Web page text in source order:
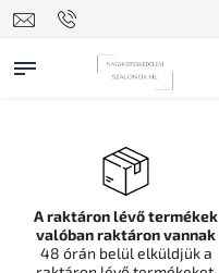
A raktáron lévő termékek
valóban raktáron vannak
48 órán belül elküldjük a